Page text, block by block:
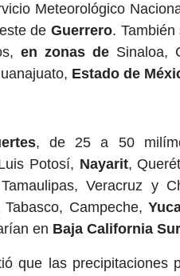
Meteorológico
de Guerrero.
en zonas deSinaloa,
Estado de
, de 25 a 50
Potosí, Nayarit,
Veracruz y
Tabasco, Campeche,
en Baja California Sur
que las precipitaciones